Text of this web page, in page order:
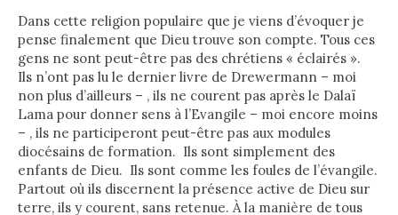
Dans cette religion populaire que je viens d’évoquer je
pense finalement que Dieu trouve son compte. Tous ces
gens ne sont peut-être pas des chrétiens « éclairés ».
Ils n’ont pas lu le dernier livre de Drewermann – moi
non plus d’ailleurs – , ils ne courent pas après le Dalaï
Lama pour donner sens à l’Evangile – moi encore moins
– , ils ne participeront peut-être pas aux modules
diocésains de formation. Ils sont simplement des
enfants de Dieu. Ils sont comme les foules de l’évangile.
Partout où ils discernent la présence active de Dieu sur
terre, ils y courent, sans retenue. À la manière de tous